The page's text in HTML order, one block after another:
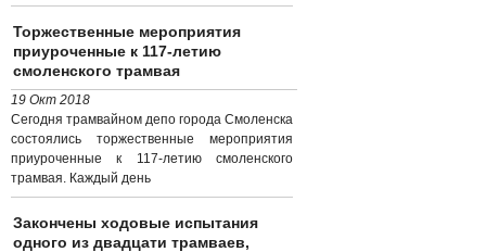
Торжественные мероприятия
приуроченные к 117-летию
смоленского трамвая
19 Окт 2018
Сегодня трамвайном депо города Смоленска
состоялись торжественные мероприятия
приуроченные к 117-летию смоленского
трамвая. Каждый день
Закончены ходовые испытания
одного из двадцати трамваев,